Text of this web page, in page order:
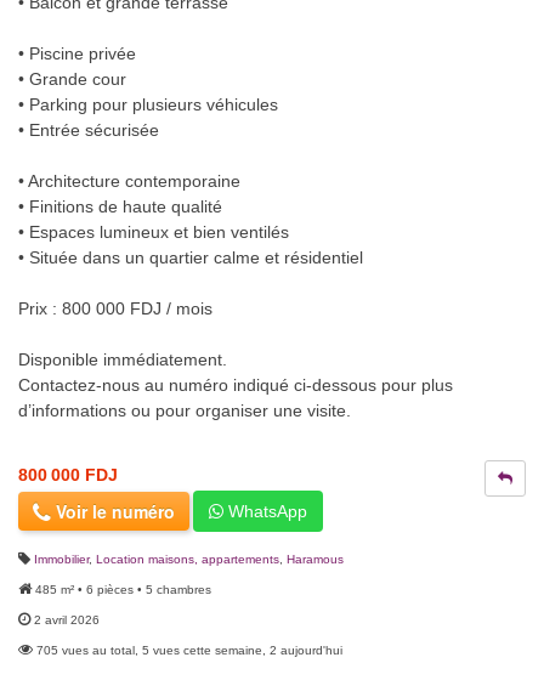
• Piscine privée
• Grande cour
• Parking pour plusieurs véhicules
• Entrée sécurisée
• Architecture contemporaine
• Finitions de haute qualité
• Espaces lumineux et bien ventilés
• Située dans un quartier calme et résidentiel
Prix : 800 000 FDJ / mois
Disponible immédiatement.
Contactez-nous au numéro indiqué ci-dessous pour plus
d’informations ou pour organiser une visite.
800 000 FDJ
Voir le numéro WhatsApp
Immobilier, Location maisons, appartements Haramous
485 m² • 6 pièces • 5 chambres
2 avril 2026
705 vues au total, 5 vues cette semaine, 2 aujourd'hui